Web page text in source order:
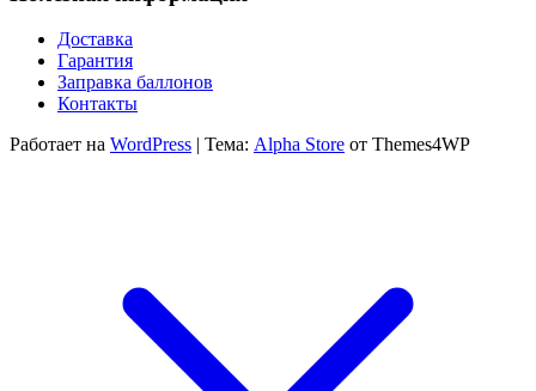
Доставка
Гарантия
Заправка баллонов
Контакты
Работает на WordPress | Тема: Alpha Store от Themes4WP